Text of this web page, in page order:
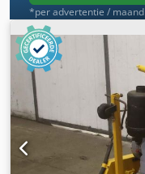
*per advertentie / maand